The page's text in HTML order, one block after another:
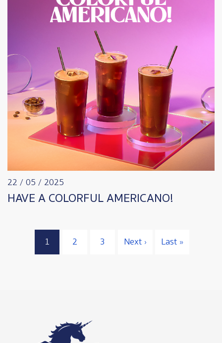
22 / 05 / 2025
HAVE A COLORFUL AMERICANO!
Page
1 Page
2 Page
3 Next page
Next › Last page
Last »